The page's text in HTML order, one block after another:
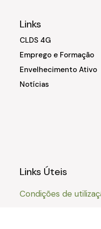
Links
CLDS 4G
Emprego e Formação
Envelhecimento Ativo
Notícias
Links Úteis
Condições de